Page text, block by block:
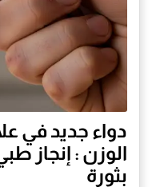
دواء جديد في
الوزن : إنجاز
بثورة